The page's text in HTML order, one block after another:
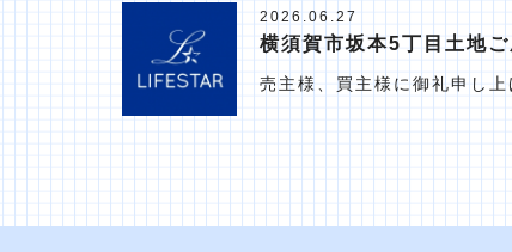
2026.06.27
横須賀市坂本5丁目土地
売主様、買主様に御礼申し上